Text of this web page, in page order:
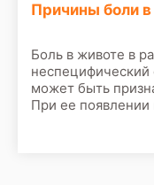
Причины боли в
Боль в животе в
неспецифический
может быть
При ее появлении
осмотра врач